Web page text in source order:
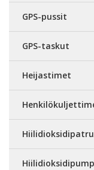
GPS-pussit
GPS-taskut
Heijastimet